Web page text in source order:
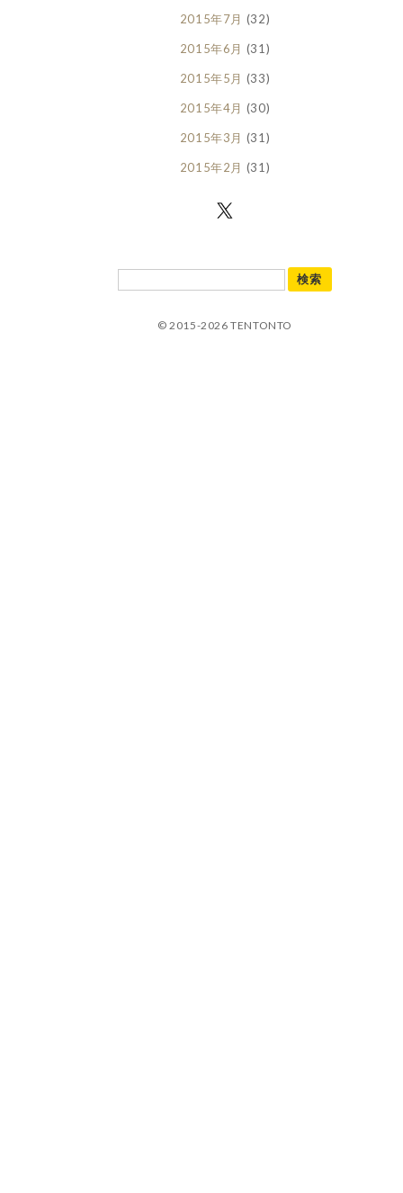
2015年7月 (32)
2015年6月 (31)
2015年5月 (33)
2015年4月 (30)
2015年3月 (31)
2015年2月 (31)
© 2015-2026 TENTONTO